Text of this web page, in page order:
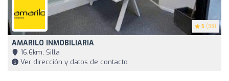
5 (33)
AMARILO INMOBILIARIA
16,6km, Silla
Ver dirección y datos de contacto